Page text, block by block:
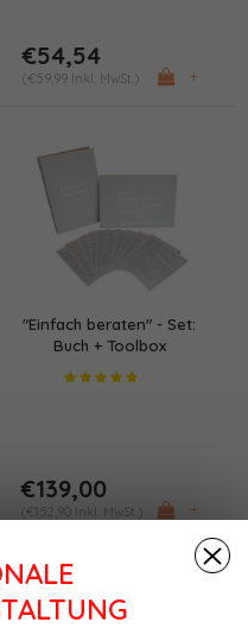
€54,54
(€59,99 Inkl. MwSt.) +
"Einfach beraten" - Set:
Buch + Toolbox
€139,00
(€152,90 Inkl. MwSt.) +